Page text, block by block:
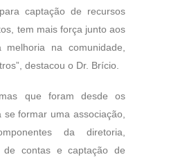
captação de recursos
tem mais força junto aos
na comunidade,
destacou o Dr. Brício.
que foram desde os
se formar uma associação,
da diretoria,
de contas e captação de